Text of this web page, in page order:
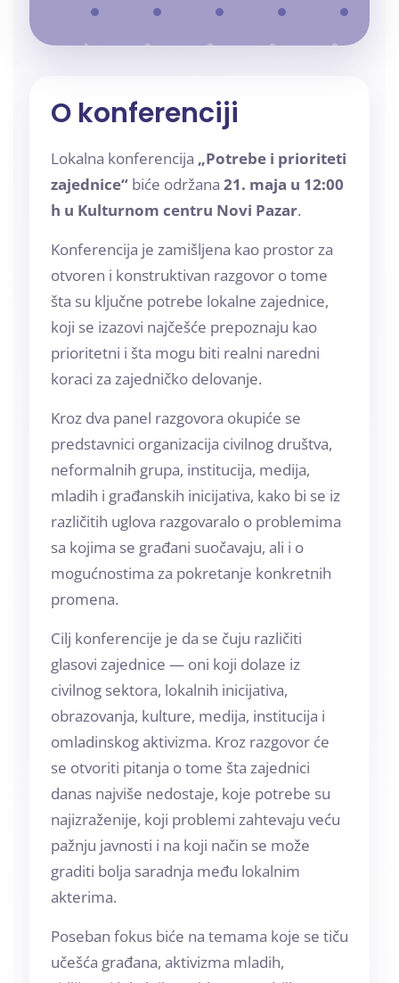
O konferenciji
Lokalna konferencija „Potrebe i prioriteti
zajednice“ biće održana 21. maja u 12:00
h u Kulturnom centru Novi Pazar.
Konferencija je zamišljena kao prostor za
otvoren i konstruktivan razgovor o tome
šta su ključne potrebe lokalne zajednice,
koji se izazovi najčešće prepoznaju kao
prioritetni i šta mogu biti realni naredni
koraci za zajedničko delovanje.
Kroz dva panel razgovora okupiće se
predstavnici organizacija civilnog društva,
neformalnih grupa, institucija, medija,
mladih i građanskih inicijativa, kako bi se iz
različitih uglova razgovaralo o problemima
sa kojima se građani suočavaju, ali i o
mogućnostima za pokretanje konkretnih
promena.
Cilj konferencije je da se čuju različiti
glasovi zajednice — oni koji dolaze iz
civilnog sektora, lokalnih inicijativa,
obrazovanja, kulture, medija, institucija i
omladinskog aktivizma. Kroz razgovor će
se otvoriti pitanja o tome šta zajednici
danas najviše nedostaje, koje potrebe su
najizraženije, koji problemi zahtevaju veću
pažnju javnosti i na koji način se može
graditi bolja saradnja među lokalnim
akterima.
Poseban fokus biće na temama koje se tiču
učešća građana, aktivizma mladih,